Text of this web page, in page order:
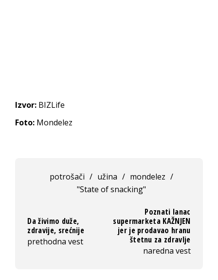
Izvor: BIZLife
Foto: Mondelez
potrošači / užina / mondelez /
"State of snacking"
Da živimo duže,
zdravije, srećnije
prethodna vest
Poznati lanac
supermarketa KAŽNJEN
jer je prodavao hranu
štetnu za zdravlje
naredna vest